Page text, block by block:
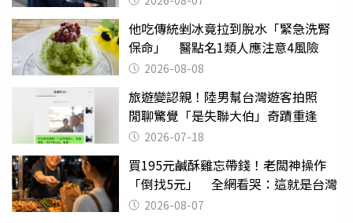
他吃傳統剉冰竟拉到脫水「緊急洗腎
保命」 醫點名1類人應注意4風險
2026-08-08
旅遊變認親！陸男幫台灣遊客拍照
閒聊驚覺「是失聯大伯」奇蹟重逢
2026-07-18
買195元鹹酥雞忘帶錢！老闆神操作
「倒找5元」 全網看哭：這就是台灣
2026-08-07